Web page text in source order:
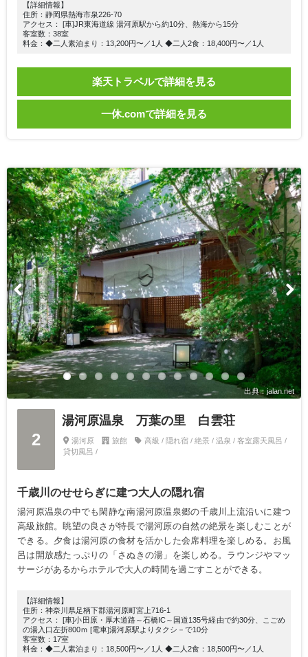
【詳細情報】
住所：静岡県熱海市泉226-70
アクセス： [車]JR東海道線 湯河原駅から約10分、熱海から15分
客室数：38室
料金：◆二人素泊まり：13,200円〜／1人 ◆二人2食：18,400円〜／1人
楽天トラベルで詳細を見る
一休.comで詳細を見る
出典：jalan.net
2
湯河原温泉 万葉の里 白雲荘
湯河原 旅館
高級 / 隠れ宿 / 絶景 / 温泉 / 客室露天風呂 /
貸切風呂 /
千歳川のせせらぎに建つ大人の隠れ宿
湯河原温泉の中でも閑静な南湯河原温泉郷の千歳川上流沿いに建つ
高級旅館。眺望の良さが特長で湯河原の自然の絶景を楽しむことが
できる。夕食は湯河原の食材を活かした会席料理を楽しめる。お風
呂は開放感たっぷりの「さぬきの湯」を楽しめる。ラウンジやマッ
サージがあるからホテルで大人の時間を過ごすことができる。
【詳細情報】
住所：神奈川県足柄下郡湯河原町宮上716-1
アクセス： [車]小田原・厚木道路～石橋IC～国道135号経由で約30分、こごめ
の湯入口左折800ｍ [電車]湯河原駅よりタクシ－で10分
客室数：17室
料金：◆二人素泊まり：18,500円〜／1人 ◆二人2食：18,500円〜／1人